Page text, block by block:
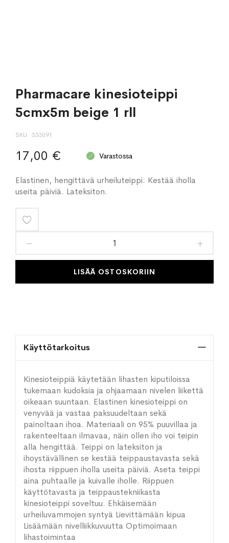
Pharmacare kinesioteippi
5cmx5m beige 1 rll
SKU 333091
17,00 € Varastossa
Elastinen, hengittävä urheiluteippi. Kestää iholla
useita päiviä. Lateksiton.
toivelistaan
LISÄÄ OSTOSKORIIN
Käyttötarkoitus
Kinesioteippiä käytetään lihasten kiputiloissa
tukemaan kudoksia ja ohjaamaan nivelen liikettä
oikeaan suuntaan. Elastinen kinesioteippi on
venyvää ja vastaa paksuudeltaan sekä
painoltaan ihoa. Materiaali on 95% puuvillaa ja
rakenteeltaan ilmavaa, näin ollen iho voi teipin
alla hengittää. Teippi on lateksiton ja
ihoystävällinen se kestää teippaustavasta sekä
ihosta riippuen iholla useita päiviä. Aseta teippi
aina puhtaalle ja kuivalle iholle. Riippuen
käyttötavasta ja teippaustekniikasta
kinesioteippi soveltuu. Ehkäisemään
urheiluvammojen syntyä Lievittämään kipua
Lisäämään nivelliikkuvuutta Optimoimaan
lihastoimintaa